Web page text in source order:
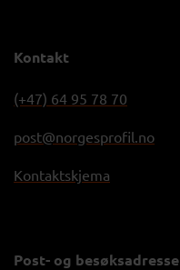
Kontakt
(+47) 64 95 78 70
post@norgesprofil.no
Kontaktskjema
Post- og besøksadresse